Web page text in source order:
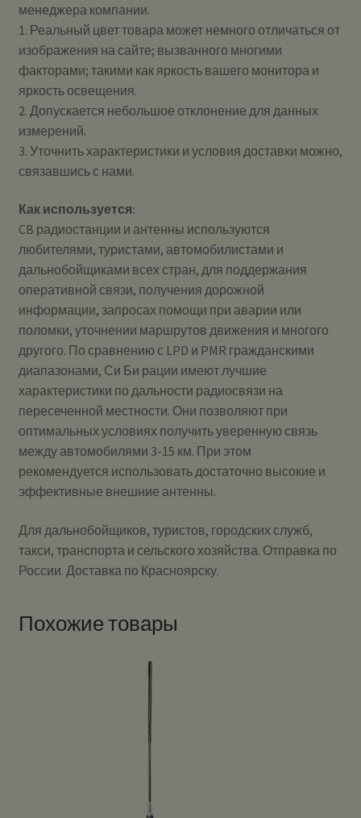
менеджера компании.
1. Реальный цвет товара может немного отличаться от
изображения на сайте; вызванного многими
факторами; такими как яркость вашего монитора и
яркость освещения.
2. Допускается небольшое отклонение для данных
измерений.
3. Уточнить характеристики и условия доставки можно,
связавшись с нами.
Как используется:
CB радиостанции и антенны используются
любителями, туристами, автомобилистами и
дальнобойщиками всех стран, для поддержания
оперативной связи, получения дорожной
информации, запросах помощи при аварии или
поломки, уточнении маршрутов движения и многого
другого. По сравнению с LPD и PMR гражданскими
диапазонами, Си Би рации имеют лучшие
характеристики по дальности радиосвязи на
пересеченной местности. Они позволяют при
оптимальных условиях получить уверенную связь
между автомобилями 3-15 км. При этом
рекомендуется использовать достаточно высокие и
эффективные внешние антенны.
Для дальнобойщиков, туристов, городских служб,
такси, транспорта и сельского хозяйства. Отправка по
России. Доставка по Красноярску.
Похожие товары